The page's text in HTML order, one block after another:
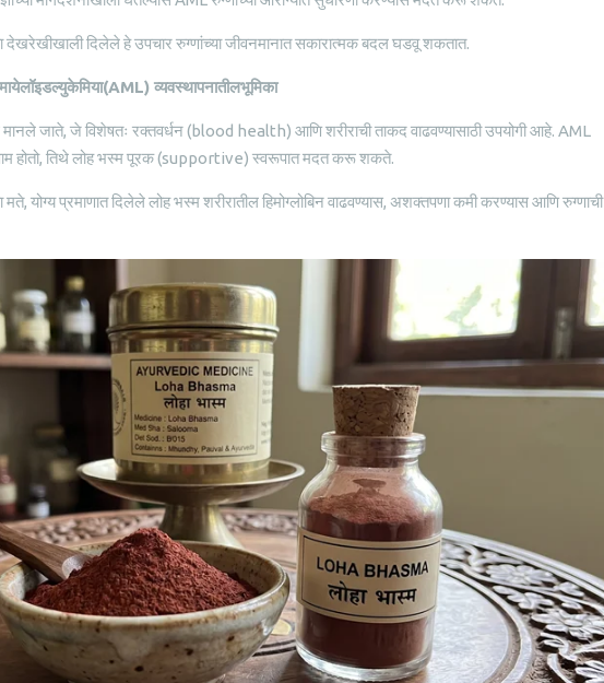
देखरेखीखाली दिलेले हे उपचार रुग्णांच्या जीवनमानात सकारात्मक बदल घडवू शकतात.
व्यवस्थापनातीलभूमिका
जाते, जे विशेषतः रक्तवर्धन (blood health) आणि शरीराची ताकद वाढवण्यासाठी उपयोगी आहे. AML
होतो, तिथे लोह भस्म पूरक (supportive) स्वरूपात मदत करू शकते.
मते, योग्य प्रमाणात दिलेले लोह भस्म शरीरातील हिमोग्लोबिन वाढवण्यास, अशक्तपणा कमी करण्यास आणि रुग्णाची